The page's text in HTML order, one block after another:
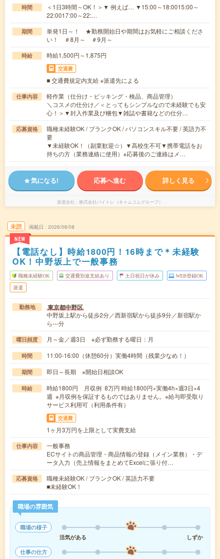
時間
＜1日3時間～OK！＞▼ 例えば… ▼15:00～18:0015:00～
22:0017:00～22:…
期間
単発1日～！ ★勤務開始日や期間はお気軽にご相談くださ
い！ ＃8月～ ＃9月～
時給 時給1,500円～1,875円
交通費
■ 交通費規定内支給 ※派遣先による
仕事内容
軽作業（仕分け・ピッキング・検品、商品管理）
＼コスメの仕分け／＜とってもシンプルなので未経験でも安
心！＞▼封入作業及び梱包▼雑誌や書籍などの仕分…
応募資格
職種未経験OK / ブランクOK / パソコンスキル不要 / 英語力不
要
▼未経験OK！（副業歓迎☆）▼高校生不可▼携帯電話をお
持ちの方（業務連絡に使用）※応募後のご連絡はメ…
気になる! 応募へ進む 詳しく見る
派遣会社 株式会社バイトレ（キャムコムグループ）
未読
NEW
掲載日 2026/08/08
【電話なし】時給1800円！16時まで＊未経験
OK！中野坂上で一般事務
職種未経験OK 交通費別途支給あり 土日祝日が休み WEB登録OK
派遣
勤務地 東京都中野区
中野坂上駅から徒歩2分／西新宿駅から徒歩9分／新宿駅か
ら---分
曜日頻度 月～金／週3日 ※必ず勤務する曜日：月
時間 11:00-16:00（休憩60分）実働4時間（残業少なめ！）
期間 即日～長期 ※開始日相談OK
時給
時給1800円 月収例 8万円 時給1800円×実働4h×週3日×4
週 ※月収例を保証するものではありません。※給与即受取り
サービス利用可（利用条件有）
交通費
1ヶ月3万円を上限として実費支給
仕事内容
一般事務
ECサイトの商品管理・商品情報の登録（メイン業務）・デ
ータ入力（売上情報をまとめてExcelに張り付…
応募資格
職種未経験OK / ブランクOK / 英語力不要
■未経験OK！
職場の雰囲気
職場の様子
活気がある
しずか
仕事の仕方